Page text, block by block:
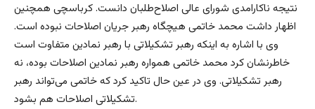
نتیجه ناکارامدی شورای عالی اصلاح‌طلبان دانست. کرباسچی همچنین
اظهار داشت محمد خاتمی هیچگاه رهبر جریان اصلاحات نبوده است.
وی با اشاره به اینکه رهبر تشکیلاتی با رهبر نمادین متفاوت است
خاطرنشان کرد محمد خاتمی همواره رهبر نمادین اصلاحات بوده، نه
رهبر تشکیلاتی. وی در عین حال تاکید کرد که خاتمی می‌تواند رهبر
تشکیلاتی اصلاحات هم بشود.